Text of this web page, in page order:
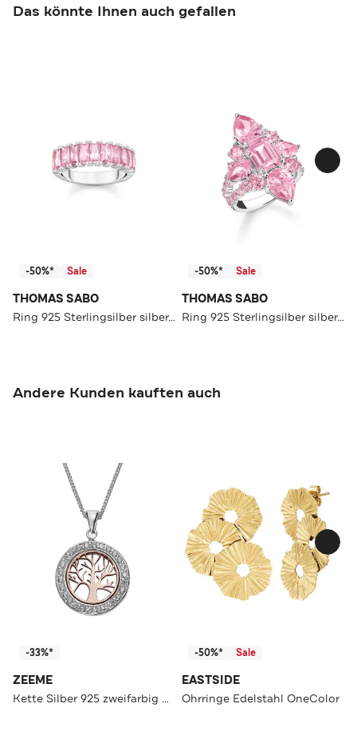
Das könnte Ihnen auch gefallen
-50%* Sale
THOMAS SABO
Ring 925 Sterlingsilber silber-pink
-50%* Sale
THOMAS SABO
Ring 925 Sterlingsilber silber-pink
Andere Kunden kauften auch
-33%*
ZEEME
Kette Silber 925 zweifarbig mit Lebensbaum-Motiv mehrfarbig
-50%* Sale
EASTSIDE
Ohrringe Edelstahl OneColor